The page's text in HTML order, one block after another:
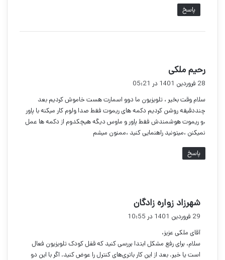
پاسخ
رحیم ملکی
ف
:
28 فروردین 1401 در 05:21
سلام وقت بخیر ، تلویزیون ما دوو اسمارت هست خاموش کردیم بعد
چنددقیقه روشن کردیم دکمه های ریموت فقط صدا ولوم کار میکنه با پاور
،و ریموت هوشمندش فقط پاور و ماوس دیگه هیچکدوم از دکمه ها عمل
نمیکنن ،میتونید راهنمایی کنید ،ممنون میشم
پاسخ
شهرزاد زواره زادگان
ف
29 فروردین 1401 در 10:55
آقای ملکی عزیز،
سلام، برای رفع مشکل ابتدا بررسی کنید که قفل کودک تلویزیون فعال
است یا خیر. بعد از این کار باتری‌های کنترل را عوض کنید. اگر با این دو